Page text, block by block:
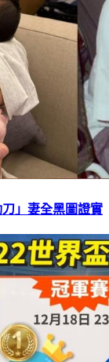
」妻全黑圖證實